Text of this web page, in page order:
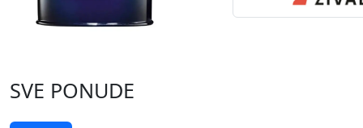
SVE PONUDE